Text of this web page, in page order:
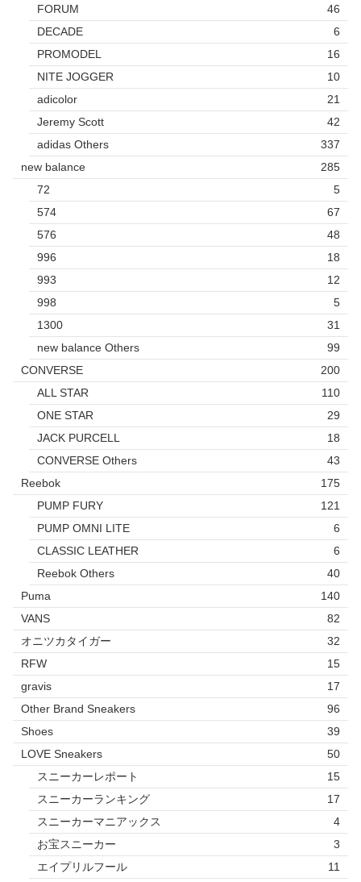
FORUM
46
DECADE
6
PROMODEL
16
NITE JOGGER
10
adicolor
21
Jeremy Scott
42
adidas Others
337
new balance
285
72
5
574
67
576
48
996
18
993
12
998
5
1300
31
new balance Others
99
CONVERSE
200
ALL STAR
110
ONE STAR
29
JACK PURCELL
18
CONVERSE Others
43
Reebok
175
PUMP FURY
121
PUMP OMNI LITE
6
CLASSIC LEATHER
6
Reebok Others
40
Puma
140
VANS
82
オニツカタイガー
32
RFW
15
gravis
17
Other Brand Sneakers
96
Shoes
39
LOVE Sneakers
50
スニーカーレポート
15
スニーカーランキング
17
スニーカーマニアックス
4
お宝スニーカー
3
エイプリルフール
11